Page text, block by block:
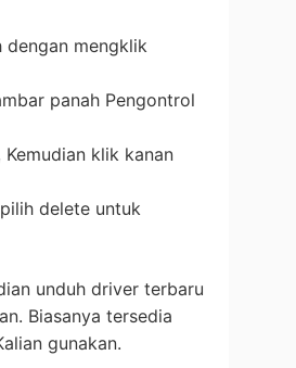
dengan mengklik
panah Pengontrol
Kemudian klik kanan
delete untuk
unduh driver terbaru
Biasanya tersedia
gunakan.